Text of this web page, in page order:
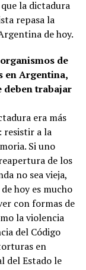
la dictadura
repasa la
de hoy.
de
en Argentina,
deben trabajar
era más
resistir a la
Si uno
de los
no sea vieja,
hoy es mucho
con formas de
la violencia
del Código
en
del Estado le